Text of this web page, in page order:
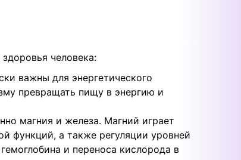
человека:
важны для энергетического
превращать пищу в энергию и
магния и железа. Магний играет
функций, а также регуляции уровней
и переноса кислорода в